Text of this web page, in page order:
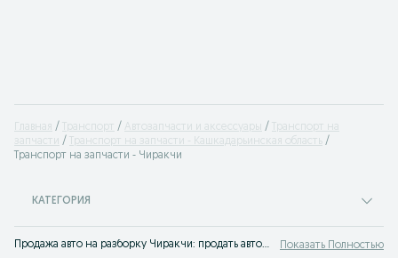
Главная Транспорт Автозапчасти и аксессуары
Транспорт на
запчасти
Транспорт на запчасти - Кашкадарьинская область
Транспорт на запчасти - Чиракчи
КАТЕГОРИЯ
Продажа авто на разборку Чиракчи: продать автомобиль на запчасти теперь проще простого - объявления на доске OLX.uz Чиракчи. OLX знает все о выгодной продаже авто на запчасти! Показать Полностью